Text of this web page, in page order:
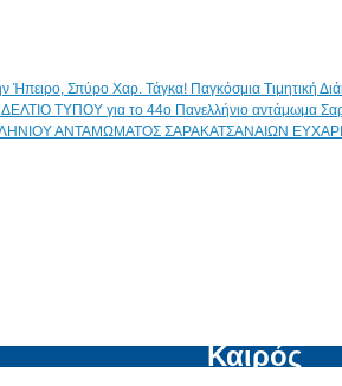
Παγκόσμια Τιμητική
ΔΕΛΤΙΟ ΤΥΠΟΥ για το 44ο Πανελλήνιο αντάμωμα
Καιρός